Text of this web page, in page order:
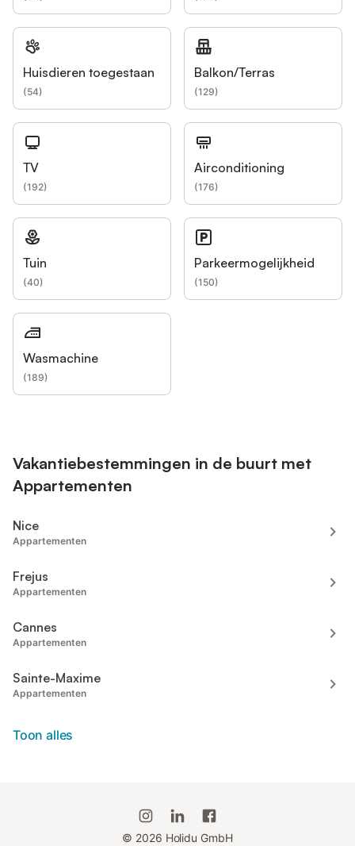
Huisdieren toegestaan
(54)
Balkon/Terras
(129)
TV
(192)
Airconditioning
(176)
Tuin
(40)
Parkeermogelijkheid
(150)
Wasmachine
(189)
Vakantiebestemmingen in de buurt met
Appartementen
Nice
Appartementen
Frejus
Appartementen
Cannes
Appartementen
Sainte-Maxime
Appartementen
Toon alles
© 2026 Holidu GmbH